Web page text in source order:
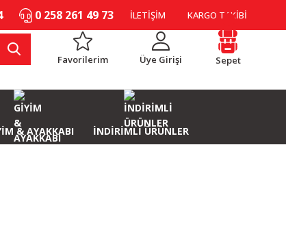
0 258 261 49 73 İLETİŞİM KARGO TAKİBİ
Favorilerim Üye Girişi Sepet
& AYAKKABI İNDİRİMLİ ÜRÜNLER